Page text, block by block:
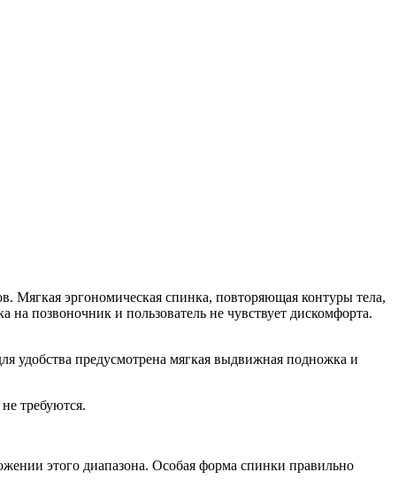
Мягкая эргономическая спинка, повторяющая контуры тела,
на позвоночник и пользователь не чувствует дискомфорта.
удобства предусмотрена мягкая выдвижная подножка и
требуются.
этого диапазона. Особая форма спинки правильно